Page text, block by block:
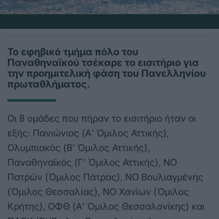
Το εφηβικό τμήμα πόλο του
Παναθηναϊκού τσέκαρε το εισιτήριο για
την προημιτελική φάση του Πανελληνίου
πρωταθλήματος.
Οι 8 ομάδες που πήραν το εισιτήριο ήταν οι
εξής: Πανιώνιος (Α’ Όμιλος Αττικής),
Ολυμπιακός (Β’ Όμιλος Αττικής),
Παναθηναϊκός (Γ’ Όμιλος Αττικής), ΝΟ
Πατρών (Όμιλος Πάτρας), ΝΟ Βουλιαγμένης
(Όμιλος Θεσσαλίας), ΝΟ Χανίων (Όμιλος
Κρήτης), ΟΦΘ (Α’ Όμιλος Θεσσαλονίκης) και